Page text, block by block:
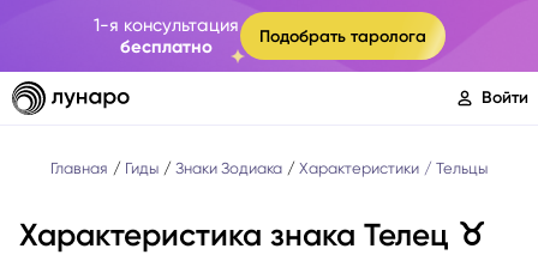
1-я консультация
бесплатно
Подобрать таролога
Войти
Главная Гиды Знаки Зодиака Характеристики Тельцы
Характеристика знака Телец ♉